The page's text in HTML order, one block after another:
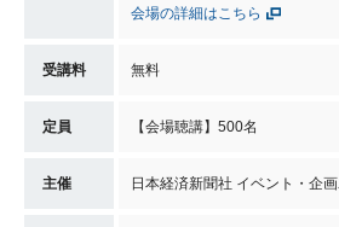
会場の詳細はこちら
受講料 無料
定員 【会場聴講】500名
主催 日本経済新聞社 イベント・企